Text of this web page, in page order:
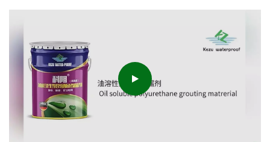
NJKZ.En.Alibaba.com Kezu Sand Consigation Agent هو
أساسي مستحلب البوليمر عالي الجودة والإضافات كمواد خام رئيسية ،